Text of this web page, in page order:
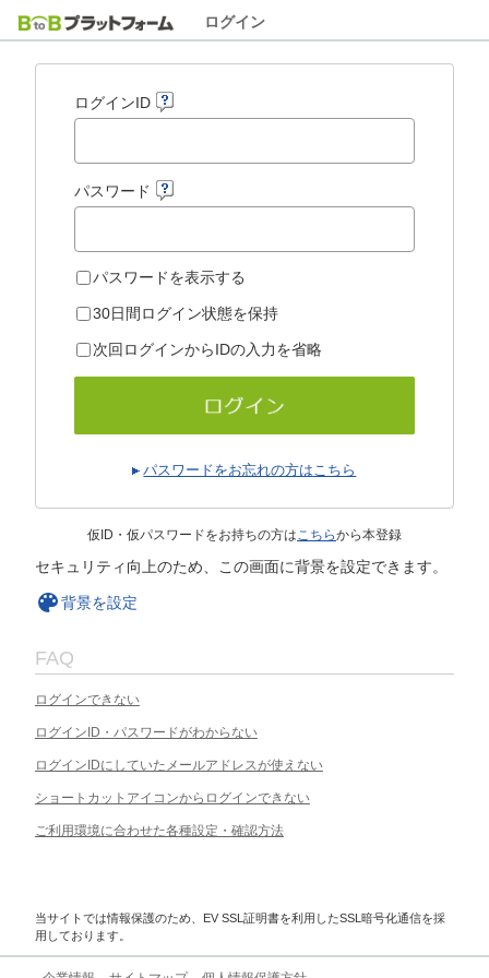
ログイン
ログインID
パスワード
パスワードを表示する
30日間ログイン状態を保持
次回ログインからIDの入力を省略
パスワードをお忘れの方はこちら
仮ID・仮パスワードをお持ちの方はこちらから本登録
セキュリティ向上のため、この画面に背景を設定できます。
背景を設定
FAQ
ログインできない
ログインID・パスワードがわからない
ログインIDにしていたメールアドレスが使えない
ショートカットアイコンからログインできない
ご利用環境に合わせた各種設定・確認方法
当サイトでは情報保護のため、EV SSL証明書を利用したSSL暗号化通信を採
用しております。